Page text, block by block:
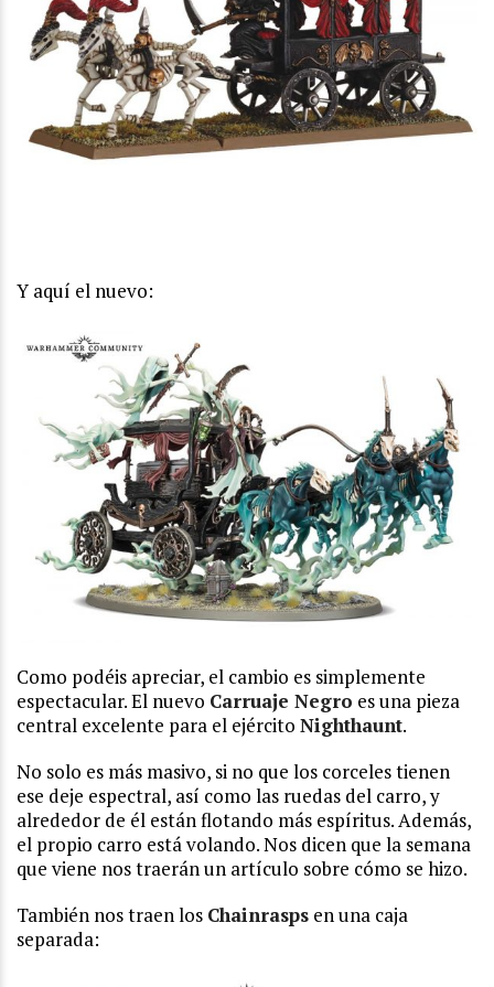
Y aquí el nuevo:
Como podéis apreciar, el cambio es simplemente
espectacular. El nuevo Carruaje Negro es una pieza
central excelente para el ejército Nighthaunt.
No solo es más masivo, si no que los corceles tienen
ese deje espectral, así como las ruedas del carro, y
alrededor de él están flotando más espíritus. Además,
el propio carro está volando. Nos dicen que la semana
que viene nos traerán un artículo sobre cómo se hizo.
También nos traen los Chainrasps en una caja
separada: